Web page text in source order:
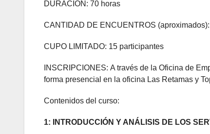
DURACIÓN: 70 horas
CANTIDAD DE ENCUENTROS
CUPO LIMITADO: 15 participantes
INSCRIPCIONES: A través de la Oficina de
forma presencial en la oficina Las Retamas y
Contenidos del curso:
1: INTRODUCCIÓN Y ANÁLISIS DE LOS